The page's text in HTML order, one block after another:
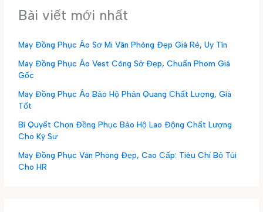
Bài viết mới nhất
May Đồng Phục Áo Sơ Mi Văn Phòng Đẹp Giá Rẻ, Uy Tín
May Đồng Phục Áo Vest Công Sở Đẹp, Chuẩn Phom Giá
Gốc
May Đồng Phục Áo Bảo Hộ Phản Quang Chất Lượng, Giá
Tốt
Bí Quyết Chọn Đồng Phục Bảo Hộ Lao Động Chất Lượng
Cho Kỹ Sư
May Đồng Phục Văn Phòng Đẹp, Cao Cấp: Tiêu Chí Bỏ Túi
Cho HR